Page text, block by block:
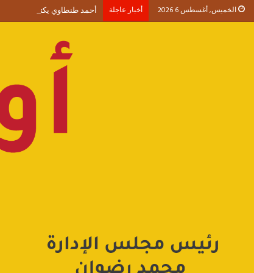
الخميس, أغسطس 6 2026 أخبار عاجلة أحمد طنطاوي يكتب حين يصبح